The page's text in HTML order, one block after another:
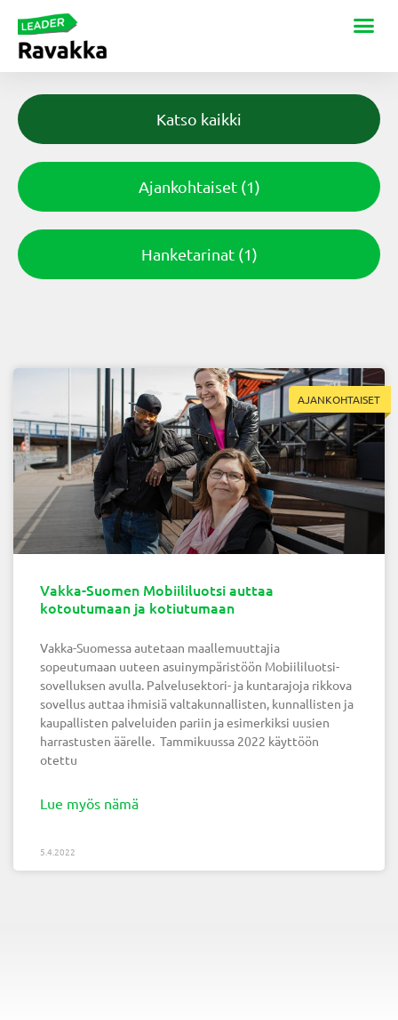
Katso kaikki
Ajankohtaiset (1)
Hanketarinat (1)
AJANKOHTAISET
Vakka-Suomen Mobiililuotsi auttaa
kotoutumaan ja kotiutumaan
Vakka-Suomessa autetaan maallemuuttajia
sopeutumaan uuteen asuinympäristöön Mobiililuotsi-
sovelluksen avulla. Palvelusektori- ja kuntarajoja rikkova
sovellus auttaa ihmisiä valtakunnallisten, kunnallisten ja
kaupallisten palveluiden pariin ja esimerkiksi uusien
harrastusten äärelle. Tammikuussa 2022 käyttöön
otettu
Lue myös nämä
5.4.2022